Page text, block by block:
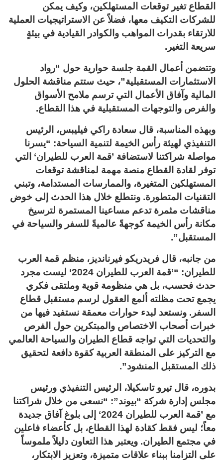
القطاع تغير توقعات المستهلكين، وكيف يمكن
للشركات التكيف معها، فضلاً عن الاستراتيجيات العملية
للارتقاء بقدرات المواهب والكوادر القيادية في بيئةٍ
سريعة التغير.
وتتضمن أعمال القمة جلسة حوارية حول “رواد
الاستثمارات المستقبلية”، حيث ستتم مناقشة الحلول
المالية وآفاق الأعمال التي ترسم ملامح الأسواق
والفرص والتوجهات المستقبلية في هذا القطاع.
وبهذه المناسبة، قال سعادة راكي فيليبس، الرئيس
التنفيذي لهيئة رأس الخيمة لتنمية السياحة: “يسرنا
مواصلة شراكتنا لاستضافة ’قمة العرب للطيران‘ التي
توفر لقادة القطاع منصة مهمة لمناقشة توقعات
المستهلكين المتغيرة، والممارسات المستدامة، وتبني
التقنيات المتطورة. ونتطلع خلال هذا الحدث إلى خوض
مناقشات مثمرة تدعم مساعينا المستمرة لترسيخ
مكانة رأس الخيمة كوجهةً عالميةً للسفر والسياحة في
المستقبل”.
من جانبه، قال فريدريكو فيرنانديز، منظم قمة العرب
للطيران: “’قمة العرب للطيران 2024‘ ليست مجرد
حدث فحسب، بل هي منظومة قوية وملتقى فكري
يجمع تحت مظلته ألمع العقول لرسم مستقبل قطاع
السفر. ونستعد لبدء حوارات معمقة نستفيد فيها من
خبرات أصحاب الاختصاص والمبتكرين حول الفرص
والتحديات التي تواجه قطاع الطيران والسياحة العالمي
مع التركيز على المنطقة العربية كقوة دافعة لتحقيق
ذلك المستقبل المنشود”.
بدوره، قال تيرو تاسكيلا، الرئيس التنفيذي ورئيس
مجلس إدارة شركة “بيوند”: “نسعى من خلال شراكتنا
مع ’قمة العرب للطيران 2024‘ إلى بلوغ آفاق جديدة
معاً؛ ليس فقط كقادة لهذا القطاع، بل كأعضاء فاعلين
في مجتمع الطيران. ويعتبر هذا التعاون دليلاً ملموساً
على التزامنا ببناء علاقات متميزة، وتعزيز الابتكار،